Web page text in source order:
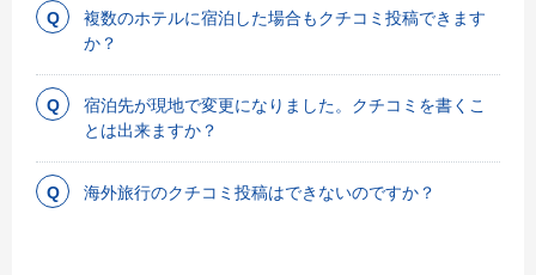
複数のホテルに宿泊した場合もクチコミ投稿できます
か？
宿泊先が現地で変更になりました。クチコミを書くこ
とは出来ますか？
海外旅行のクチコミ投稿はできないのですか？